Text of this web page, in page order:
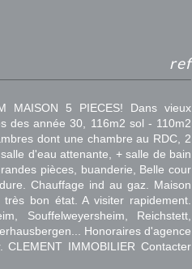
ref
MAISON 5 PIECES! Dans vieux
des année 30, 116m2 sol - 110m2
dont une chambre au RDC, 2
d'eau attenante, + salle de bain
pièces, buanderie, Belle cour
Chauffage ind au gaz. Maison
bon état. A visiter rapidement.
Souffelweyersheim, Reichstett,
Honoraires d'agence
IMMOBILIER Contacter